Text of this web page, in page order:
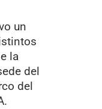
un
la
del
del